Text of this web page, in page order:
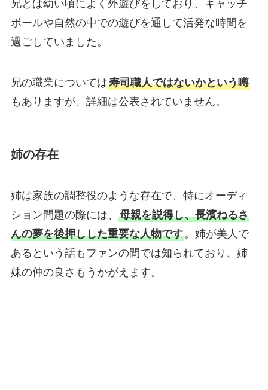
兄とは幼い頃によく外遊びをしており、キャッチ
ボールや自然の中での遊びを通して活発な時間を
過ごしていました。
兄の職業については寿司職人ではないかという噂
もありますが、詳細は公表されていません。
姉の存在
姉は家族の調整役のような存在で、特にオーディ
ション問題の際には、 母親を説得し、長濱ねるさ
んの夢を後押しした重要な人物です。姉が美人で
あるという話もファンの間では知られており、姉
妹の仲の良さもうかがえます。